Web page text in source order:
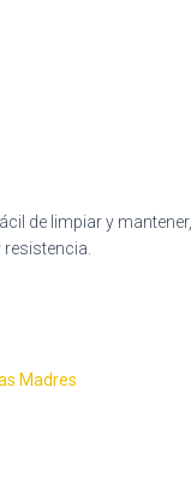
de limpiar y mantener,
Madres